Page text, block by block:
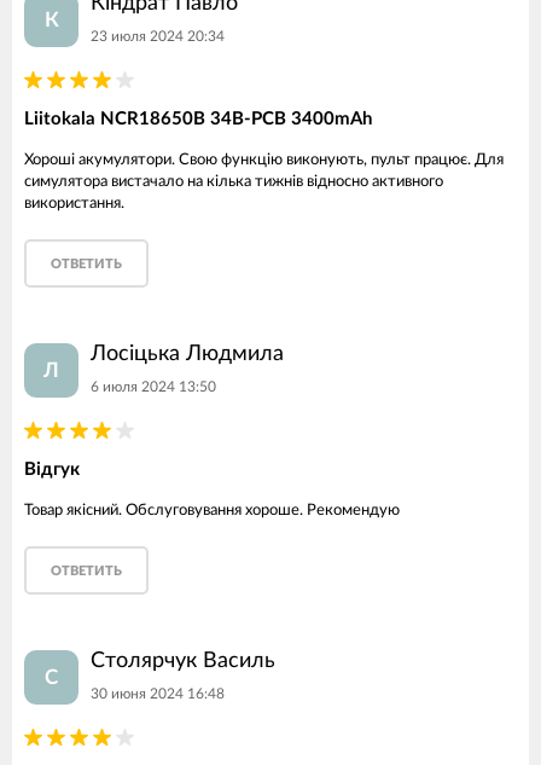
К
23 июля 2024 20:34
Liitokala NCR18650B 34B-PCB 3400mAh
Хороші акумулятори. Свою функцію виконують, пульт працює. Для
симулятора вистачало на кілька тижнів відносно активного
використання.
ОТВЕТИТЬ
Л
Лосіцька Людмила
6 июля 2024 13:50
Відгук
Товар якісний. Обслуговування хороше. Рекомендую
ОТВЕТИТЬ
С
Столярчук Василь
30 июня 2024 16:48